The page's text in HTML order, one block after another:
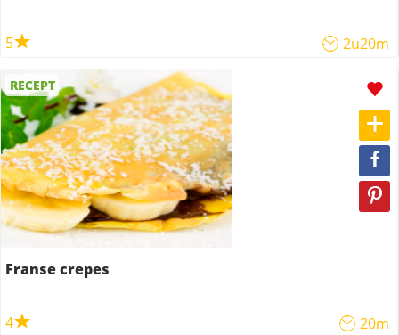
5 2u20m
RECEPT
Franse crepes
4 20m